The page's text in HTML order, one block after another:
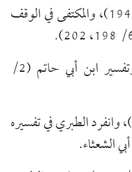
([8]) المصاحف لابن أبي داود (ص: 194)، والمكتفى في الوقف
([9]) تفسير الطبري (6/ 202)، وتفسير ابن أبي حاتم (2/
([10]) تفسير ابن أبي حاتم (2/ 599)، وانفرد الطبري في تفسيره